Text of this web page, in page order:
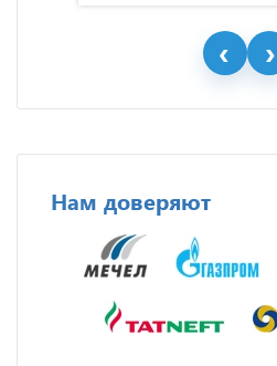
Нам доверяют